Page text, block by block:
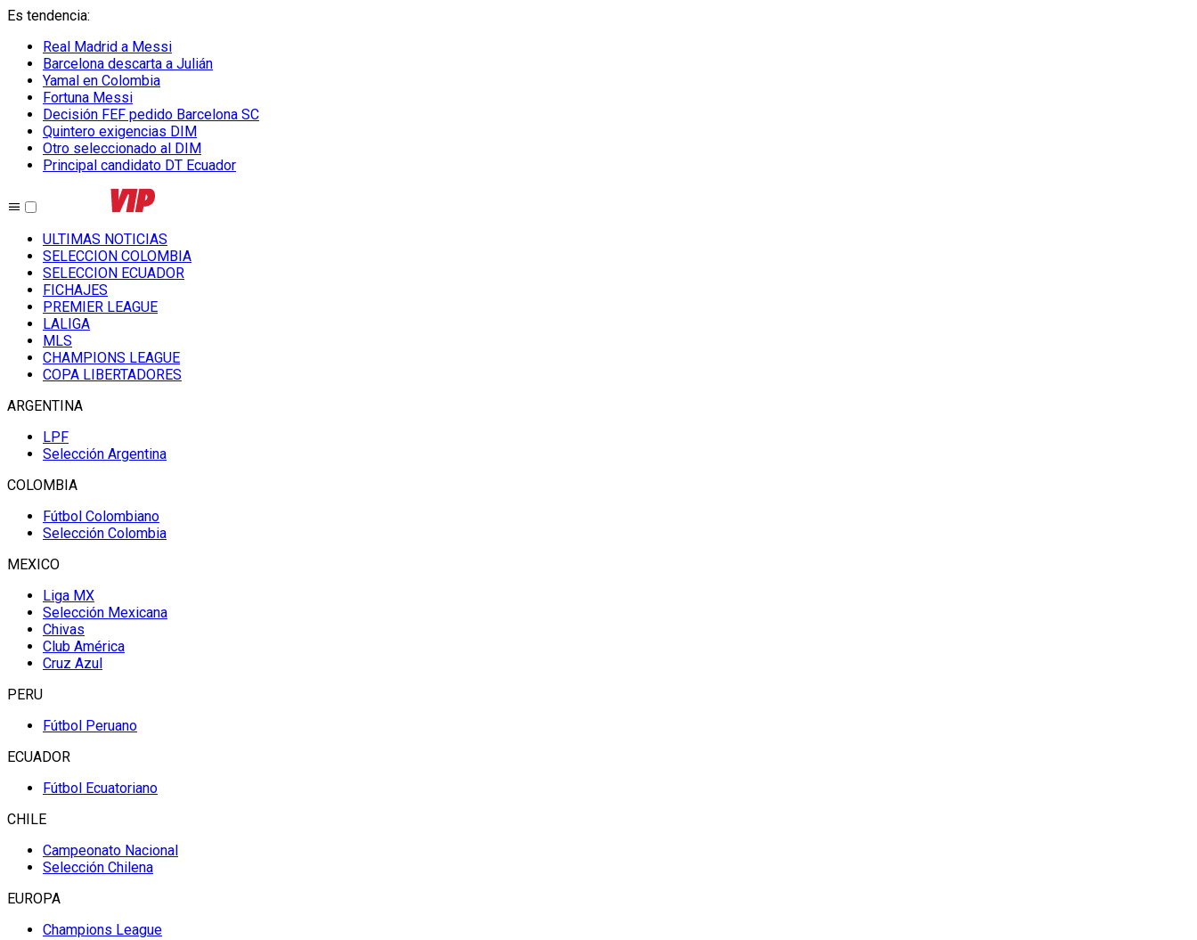
Es tendencia:
Real Madrid a Messi
Barcelona descarta a Julián
Yamal en Colombia
Fortuna Messi
Decisión FEF pedido Barcelona SC
Quintero exigencias DIM
Otro seleccionado al DIM
Principal candidato DT Ecuador
ULTIMAS NOTICIAS
SELECCION COLOMBIA
SELECCION ECUADOR
FICHAJES
PREMIER LEAGUE
LALIGA
MLS
CHAMPIONS LEAGUE
COPA LIBERTADORES
ARGENTINA
LPF
Selección Argentina
COLOMBIA
Fútbol Colombiano
Selección Colombia
MEXICO
Liga MX
Selección Mexicana
Chivas
Club América
Cruz Azul
PERU
Fútbol Peruano
ECUADOR
Fútbol Ecuatoriano
CHILE
Campeonato Nacional
Selección Chilena
EUROPA
Champions League